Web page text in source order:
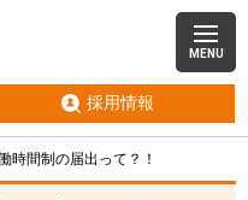
MENU
採用情報
時間制の届出って？！